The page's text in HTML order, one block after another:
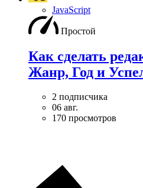
JavaScript
Простой
Как сделать
Жанр, Год и
2 подписчика
06 авг.
170 просмотров